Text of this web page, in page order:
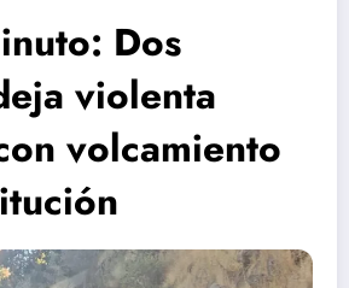
Dos
violenta
volcamiento